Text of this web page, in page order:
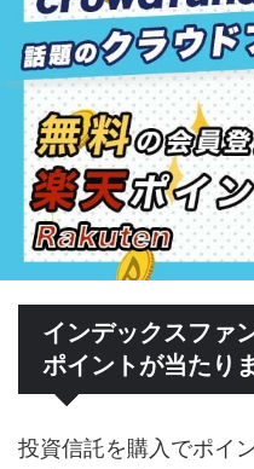
インデックスファ
ポイントが当たり
投資信託を購入でポイ